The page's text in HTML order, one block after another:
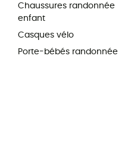
Chaussures randonnée
enfant
Casques vélo
Porte-bébés randonnée